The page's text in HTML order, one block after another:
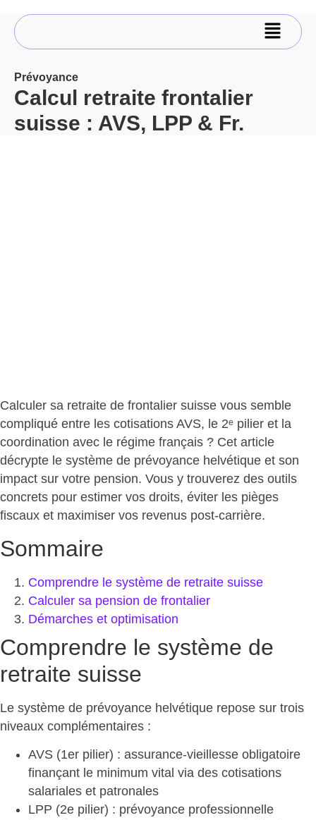
Prévoyance
Calcul retraite frontalier
suisse : AVS, LPP & Fr.
Calculer sa retraite de frontalier suisse vous semble
compliqué entre les cotisations AVS, le 2ᵉ pilier et la
coordination avec le régime français ? Cet article
décrypte le système de prévoyance helvétique et son
impact sur votre pension. Vous y trouverez des outils
concrets pour estimer vos droits, éviter les pièges
fiscaux et maximiser vos revenus post-carrière.
Sommaire
Comprendre le système de retraite suisse
Calculer sa pension de frontalier
Démarches et optimisation
Comprendre le système de
retraite suisse
Le système de prévoyance helvétique repose sur trois
niveaux complémentaires :
AVS (1er pilier) : assurance-vieillesse obligatoire
finançant le minimum vital via des cotisations
salariales et patronales
LPP (2e pilier) : prévoyance professionnelle